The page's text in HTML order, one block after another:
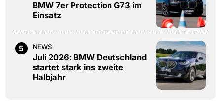
BMW 7er Protection G73 im
Einsatz
5 NEWS
Juli 2026: BMW Deutschland
startet stark ins zweite
Halbjahr